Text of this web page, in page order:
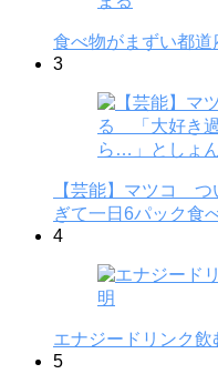
食べ物がまずい都
3
【芸能】マツコ
ぎて一日6パック食
4
エナジードリンク
5